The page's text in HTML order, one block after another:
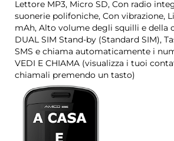
Lettore MP3, Micro SD, Con radio
suonerie polifoniche, Con vibrazione,
mAh, Alto volume degli squilli e della
DUAL SIM Stand-by (Standard SIM),
SMS e chiama automaticamente i
VEDI E CHIAMA (visualizza i tuoi
chiamali premendo un tasto)